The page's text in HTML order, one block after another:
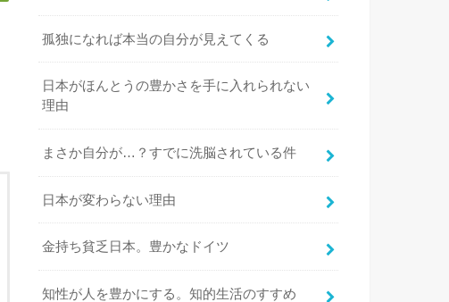
孤独になれば本当の自分が見えてくる
日本がほんとうの豊かさを手に入れられない
理由
まさか自分が…？すでに洗脳されている件
日本が変わらない理由
金持ち貧乏日本。豊かなドイツ
知性が人を豊かにする。知的生活のすすめ